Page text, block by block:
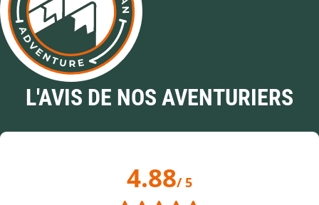
L'AVIS DE NOS AVENTURIERS
4.88/ 5